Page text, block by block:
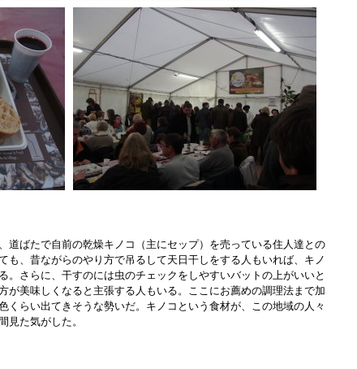
ばたで自前の乾燥キノコ（主にセップ）を売っている住人達との
も、昔ながらのやり方で吊るして天日干しをする人もいれば、キノ
。さらに、干すのには虫のチェックをしやすいバットの上がいいと
が美味しくなると主張する人もいる。ここにお薦めの調理法まで加
くらい出てきそうな勢いだ。キノコという食材が、この地域の人々
見た気がした。